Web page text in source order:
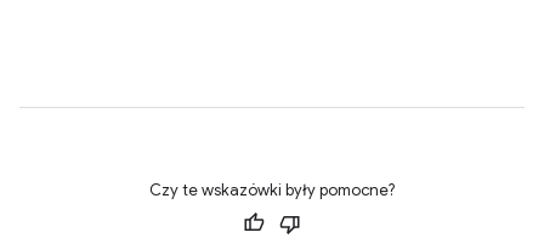
Czy te wskazówki były pomocne?